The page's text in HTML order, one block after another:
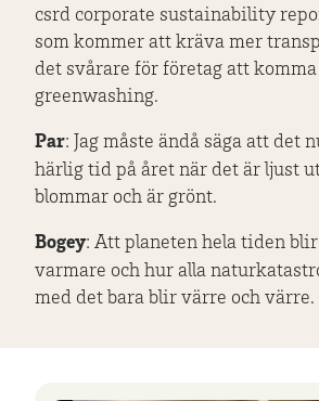
csrd corporate sustainability
som kommer att kräva mer
det svårare för företag att
greenwashing.
Par: Jag måste ändå säga att det
härlig tid på året när det är ljust
blommar och är grönt.
Bogey: Att planeten hela tiden
varmare och hur alla
med det bara blir värre och värre.